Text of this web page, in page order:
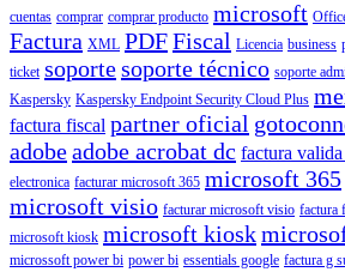
cuentas comprar comprar producto microsoft
Factura XML PDFFiscal Licencia business
ticket soportesoporte técnico soporte
Kaspersky Kaspersky Endpoint Security Cloud Plus
factura fiscal partner oficial
adobeadobe acrobat dc factura
electronica facturar microsoft 365 microsoft 365
microsoft visio facturar microsoft visio factura
microsoft kiosk microsoft kiosk
microssoft power bi power bi essentials google factura g